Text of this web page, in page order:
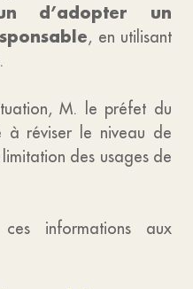
d’adopter un
, en utilisant
M. le préfet du
à réviser le niveau de
des usages de
informations aux